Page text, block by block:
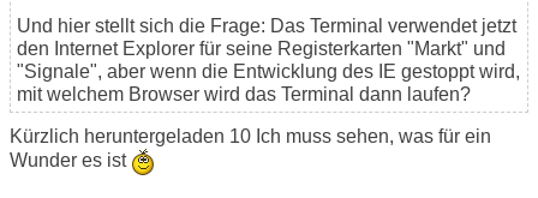
Und hier stellt sich die Frage: Das Terminal verwendet jetzt
den Internet Explorer für seine Registerkarten "Markt" und
"Signale", aber wenn die Entwicklung des IE gestoppt wird,
mit welchem Browser wird das Terminal dann laufen?
Kürzlich heruntergeladen 10 Ich muss sehen, was für ein
Wunder es ist